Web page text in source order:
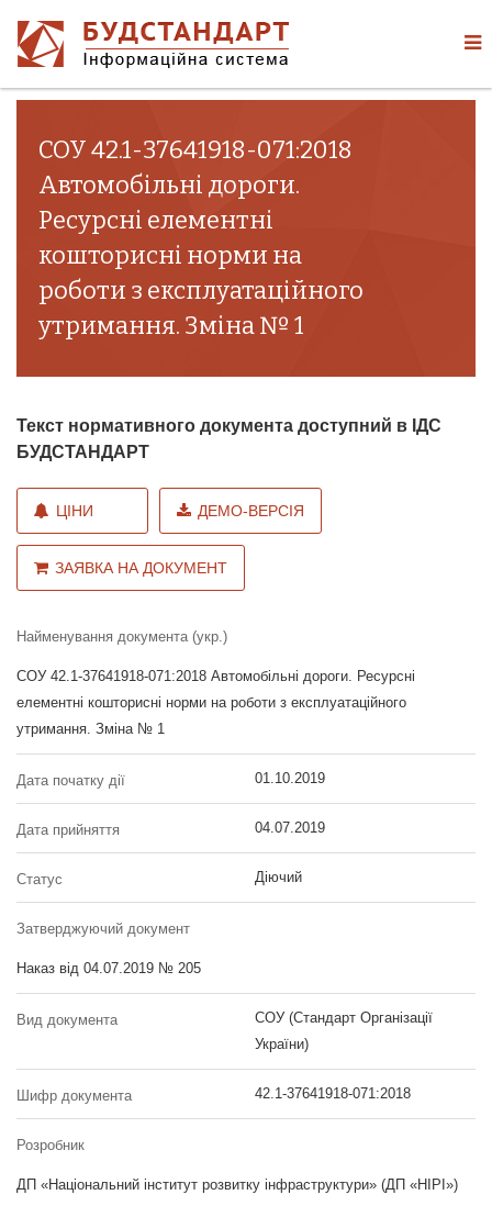
СОУ 42.1-37641918-071:2018
Автомобільні дороги.
Ресурсні елементні
кошторисні норми на
роботи з експлуатаційного
утримання. Зміна № 1
Текст нормативного документа доступний в ІДС
БУДСТАНДАРТ
ЦІНИ ДЕМО-ВЕРСІЯ
ЗАЯВКА НА ДОКУМЕНТ
Найменування документа (укр.)
СОУ 42.1-37641918-071:2018 Автомобільні дороги. Ресурсні
елементні кошторисні норми на роботи з експлуатаційного
утримання. Зміна № 1
Дата початку дії 01.10.2019
Дата прийняття 04.07.2019
Статус Діючий
Затверджуючий документ
Наказ від 04.07.2019 № 205
Вид документа
СОУ (Стандарт Організації
України)
Шифр документа 42.1-37641918-071:2018
Розробник
ДП «Національний інститут розвитку інфраструктури» (ДП «НІРІ»)